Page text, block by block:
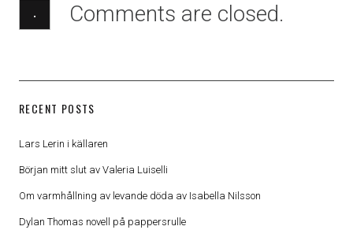
· Comments are closed.
RECENT POSTS
Lars Lerin i källaren
Början mitt slut av Valeria Luiselli
Om varmhållning av levande döda av Isabella Nilsson
Dylan Thomas novell på pappersrulle